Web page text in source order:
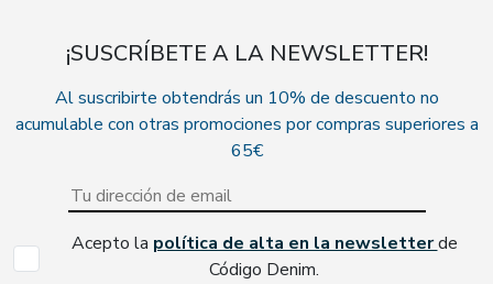
¡SUSCRÍBETE A LA NEWSLETTER!
Al suscribirte obtendrás un 10% de descuento no
acumulable con otras promociones por compras superiores a
65€
Acepto la política de alta en la newsletterde
Código Denim.